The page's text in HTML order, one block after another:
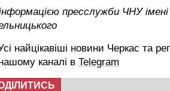
пресслужби ЧНУ
найцікавіші новини Черкас та
каналі в Telegram